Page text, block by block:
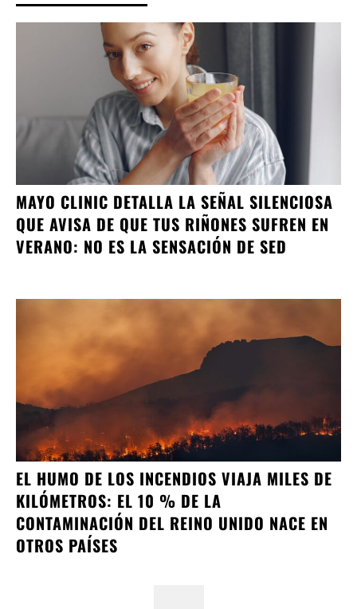
MAYO CLINIC DETALLA LA SEÑAL SILENCIOSA
QUE AVISA DE QUE TUS RIÑONES SUFREN EN
VERANO: NO ES LA SENSACIÓN DE SED
EL HUMO DE LOS INCENDIOS VIAJA MILES DE
KILÓMETROS: EL 10 % DE LA
CONTAMINACIÓN DEL REINO UNIDO NACE EN
OTROS PAÍSES